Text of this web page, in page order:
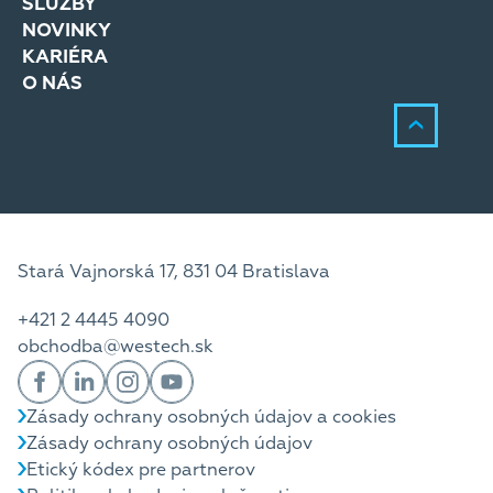
NOVINKY
KARIÉRA
O NÁS
Stará Vajnorská 17, 831 04 Bratislava
+421 2 4445 4090
obchodba@westech.sk
Zásady ochrany osobných údajov a cookies
Zásady ochrany osobných údajov
Etický kódex pre partnerov